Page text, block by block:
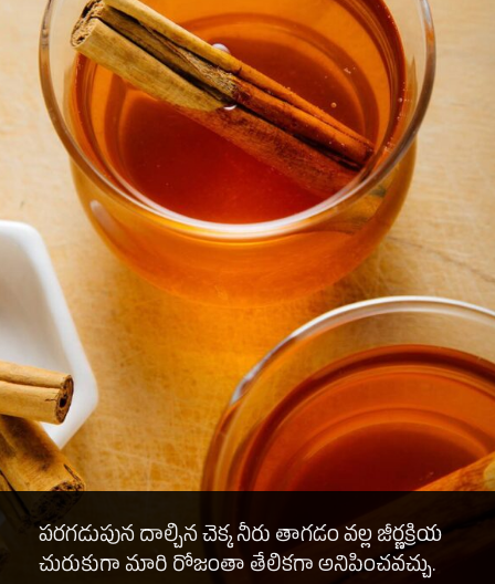
పరగడుపున దాల్చిన చెక్క నీరు తాగడం వల్ల జీర్ణక్రియ
చురుకుగా మారి రోజంతా తేలికగా అనిపించవచ్చు.